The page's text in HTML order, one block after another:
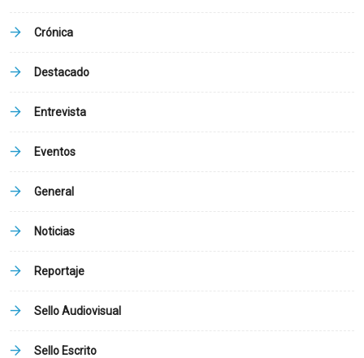
Crónica
Destacado
Entrevista
Eventos
General
Noticias
Reportaje
Sello Audiovisual
Sello Escrito